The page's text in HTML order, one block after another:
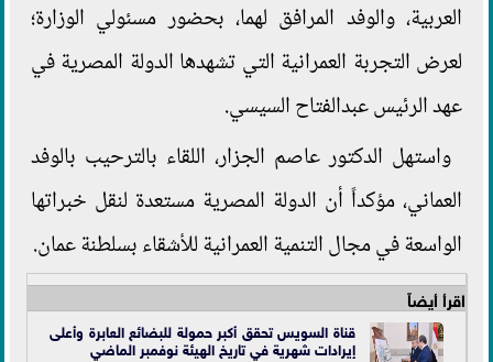
العربية، والوفد المرافق لهما، بحضور مسئولي الوزارة؛
لعرض التجربة العمرانية التي تشهدها الدولة المصرية في
عهد الرئيس عبدالفتاح السيسي.
واستهل الدكتور عاصم الجزار، اللقاء بالترحيب بالوفد
العماني، مؤكداً أن الدولة المصرية مستعدة لنقل خبراتها
الواسعة في مجال التنمية العمرانية للأشقاء بسلطنة عمان.
اقرأ أيضاً
قناة السويس تحقق أكبر حمولة للبضائع العابرة وأعلى
إيرادات شهرية في تاريخ الهيئة نوفمبر الماضي